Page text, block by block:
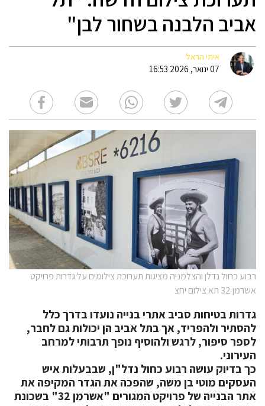
אביב הלבנה בשחור לבן"
איתי הראל
07 ינואר, 2026 16:53
רבוע כחול נדלן והצלמניה מציגות תערוכת צילומים על גדרות פרויקט
אשרמן 32 תא צילום יחצ
גדרות בטיחות סביב אתרי בנייה נועדו בדרך כלל
להסתיר ולהפריד, אך בתל אביב הן יכולות גם לחבר,
לספר סיפור, לרגש ולהוסיף נופך תרבותי למרחב
העירוני.
כך בדיוק עושה רבוע כחול נדל"ן, שבבעלות איש
העסקים מוטי בן משה, שהפכה את הגדר המקיפה את
אתר הבנייה של פרויקט המגורים "אשרמן 32" בשכונת